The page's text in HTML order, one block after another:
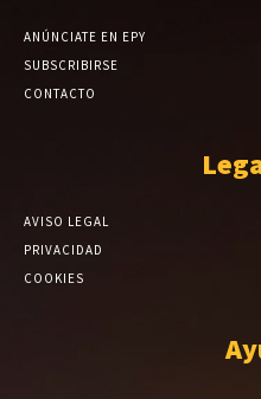
ANÚNCIATE EN EPY
SUBSCRIBIRSE
CONTACTO
AVISO LEGAL
PRIVACIDAD
COOKIES